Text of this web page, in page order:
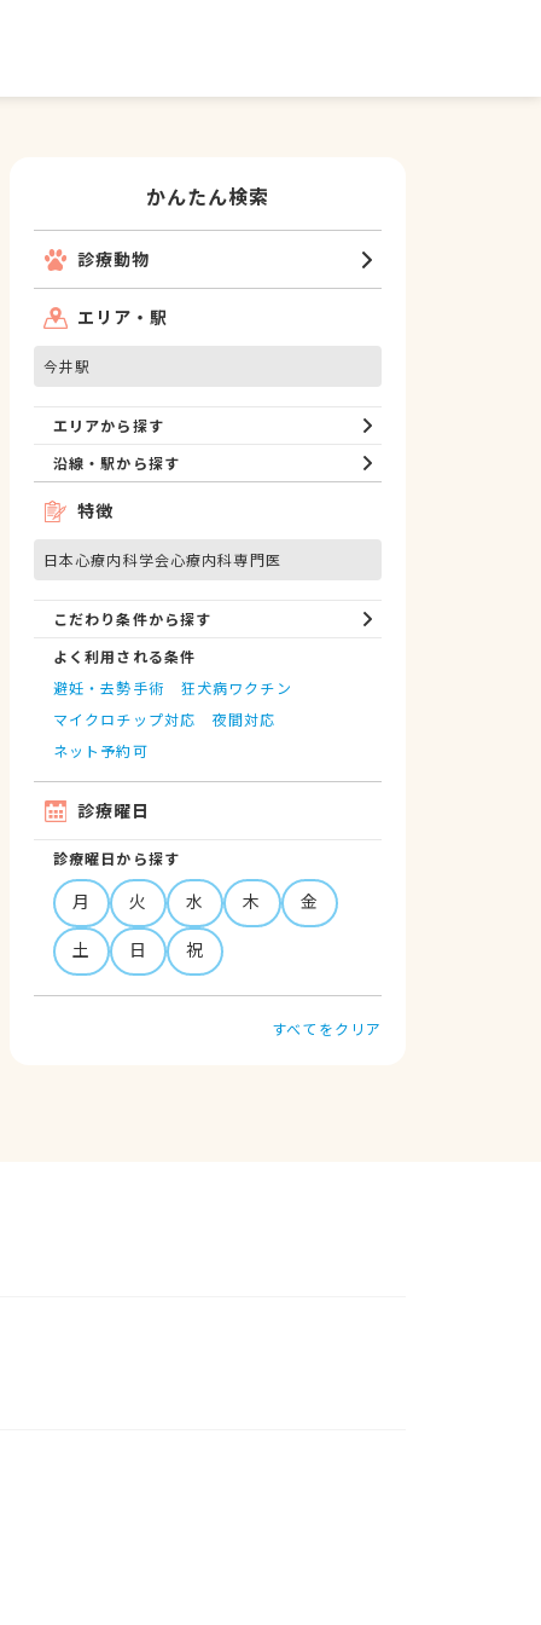
かんたん検索
診療動物
エリア・駅
今井駅
エリアから探す
沿線・駅から探す
特徴
日本心療内科学会心療内科専門医
こだわり条件から探す
よく利用される条件
避妊・去勢手術
狂犬病ワクチン
マイクロチップ対応
夜間対応
ネット予約可
診療曜日
診療曜日から探す
月 火 水 木
金
土
日 祝
すべてをクリア